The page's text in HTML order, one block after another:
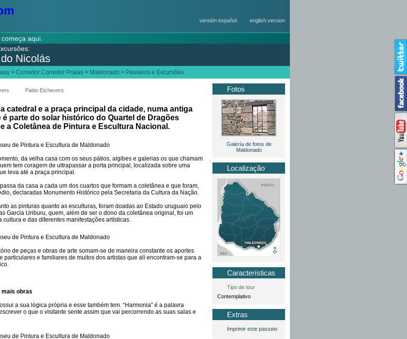
começa aqui.
versión español english version
> Corredor Corredor Praias > Maldonado > Passeios e Excursões
Nicolás
Pablo Etchevers
catedral e a praça principal da cidade, numa antiga
é parte do solar histórico do Quartel de Dragões
a Coletânea de Pintura e Escultura Nacional.
da velha casa com os seus pátios, algibes e galerias os que chamam
tem coragem de ultrapassar a porta principal, localizada sobre uma
leva até a praça principal.
da casa a cada um dos cuartos que formam a coletânea e que foram,
declaradas Monumento Histórico pela Secretaria da Cultura da Nação.
as pinturas quanto as esculturas, foram doadas ao Estado uruguaio pelo
Garcia Uriburu, quem, além de ser o dono da coletânea original, foi um
cultura e das diferentes manifestações artísticas.
de peças e obras de arte somam-se de maneira constante os aportes
particulares e familiares de muitos dos artistas que alí encontram-se para a
mais obras
a sua lógica própria e esse também tem. “Harmonia” é a palavra
o que o visitante sente assim que vai percorrendo as suas salas e
Fotos
Galería de fotos de
Maldonado
Localização
Características
Tipo de tour
Contemplativo
Extras
Imprimir este passeio